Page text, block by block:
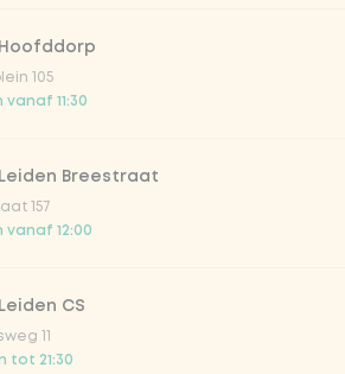
105
11:30
Breestraat
157
vanaf 12:00
CS
11
tot 21:30